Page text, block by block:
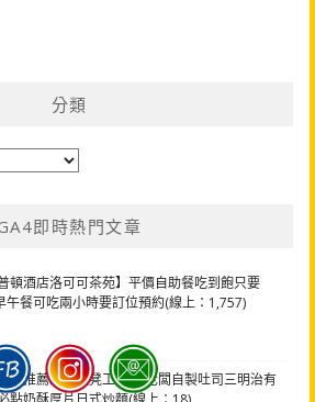
分類
即時熱門文章
普頓酒店洛可可茶苑】平價自助餐吃到飽只要
午餐可吃兩小時要訂位預約(線上：1,757)
早餐推薦】長板凳工作室 老闆自製吐司三明治有